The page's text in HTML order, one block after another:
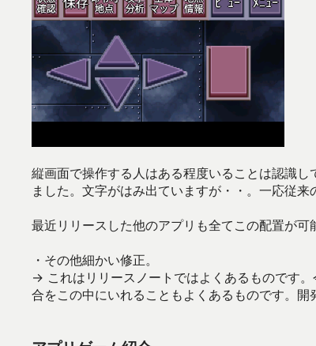
縦画面で操作する人はある程度いることは認識
ました。文字がはみ出ていますが・・。一応従来
最近リリースした他のアプリも全てこの配置が可
・その他細かい修正。
→ これはリリースノートではよくあるものです
合をこの中にいれることもよくあるものです。開